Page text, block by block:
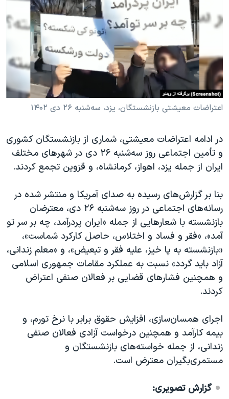
فرهنگ و زندگی
حقوق شهروندی
اقتصادی
علم و فناوری
اسرائیل در جنگ
مستندها
انتخابات ریاست جمهوری آمریکا ۲۰۲۴
حمله جمهوری اسلامی به اسرائیل
رمز مهسا
ورزش زنان در ایران
اعتراضات زن، زندگی، آزادی
تریبونال مردمی آبان ۹۸
دادگاه حمید نوری
قانون شفافیت دارائی کادر رهبری ایران
اعتراضات مردمی آبان ۹۸
اسرائیل در جنگ
نرگس محمدی برنده جایزه نوبل صلح
همایش محافظه‌کاران آمریکا «سی‌پک»
دنبال کنید
زبانهای مختلف
اعتراضات معیشتی بازنشستگان، یزد، سه‌شنبه ۲۶ دی ۱۴۰۲
در ادامه اعتراضات معیشتی، شماری از بازنشستگان کشوری
و تأمین اجتماعی روز سه‌شنبه ۲۶ دی در شهرهای مختلف
ایران از جمله یزد، اهواز، کرمانشاه، و قزوین تجمع کردند.
بنا بر گزارش‌های رسیده به صدای آمریکا و منتشر شده در
رسانه‌های اجتماعی در روز سه‌شنبه ۲۶ دی، معترضان
بازنشسته با شعارهایی از جمله «ایران پردرآمد، چه بر سر تو
آمد»، «فقر و فساد و اختلاس، حاصل کارکرد شماست»،
«بازنشسته به پا خیز، علیه فقر و تبعیض»، و «معلم زندانی،
آزاد باید گردد» نسبت به عملکرد مقامات جمهوری اسلامی
و همچنین فشارهای قضایی بر فعالان صنفی اعتراض
کردند.
اجرای همسان‌سازی، افزایش حقوق برابر با نرخ تورم، و
بیمه کارآمد و همچنین درخواست آزادی فعالان صنفی
زندانی، از جمله خواسته‌های بازنشستگان و
مستمری‌بگیران معترض است.
گزارش تصویری: